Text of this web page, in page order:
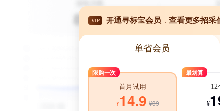
VIP 开通寻标宝会员，查看更多招采
单省会员
限购一次
首月试用
¥14.9 ¥39
最划算
12
¥